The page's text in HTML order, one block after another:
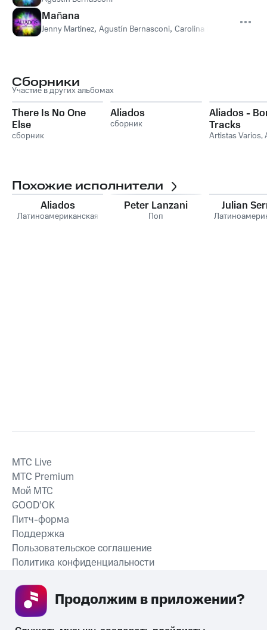
Mañana
Jenny Martinez, Agustín Bernasconi, Carolina Domenech
Сборники
Участие в других альбомах
There Is No One
Else
сборник
Aliados
сборник
Aliados -
Tracks
Artistas Varios,
Похожие исполнители
Aliados
Латиноамериканская
Peter Lanzani
Поп
Julian
СКАЧАТЬ ПРИЛОЖЕНИЕ
MTС Live
MTС Premium
Мой МТС
GOOD’OK
Питч-форма
Поддержка
Пользовательское соглашение
Политика конфиденциальности